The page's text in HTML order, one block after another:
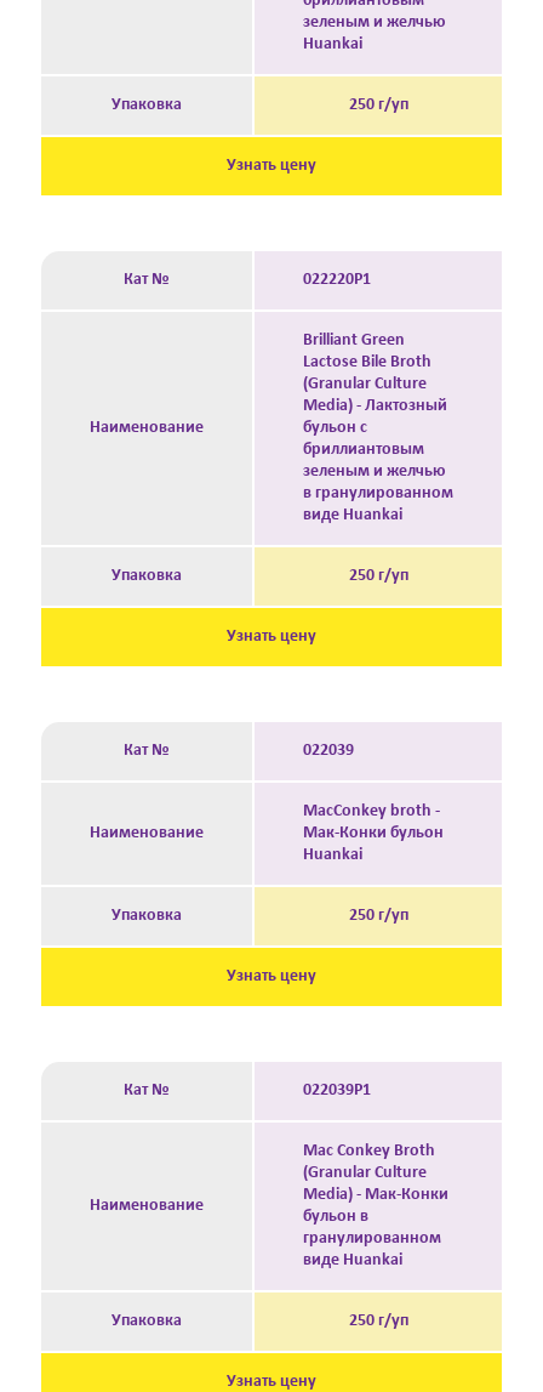
зеленым и желчью
Huankai
Упаковка 250 г/уп
Узнать цену
Кат № 022220P1
Наименование
Brilliant Green
Lactose Bile Broth
(Granular Culture
Media) - Лактозный
бульон с
бриллиантовым
зеленым и желчью
в гранулированном
виде Huankai
Упаковка 250 г/уп
Узнать цену
Кат № 022039
Наименование
MacConkey broth -
Мак-Конки бульон
Huankai
Упаковка 250 г/уп
Узнать цену
Кат № 022039P1
Наименование
Mac Conkey Broth
(Granular Culture
Media) - Мак-Конки
бульон в
гранулированном
виде Huankai
Упаковка 250 г/уп
Узнать цену